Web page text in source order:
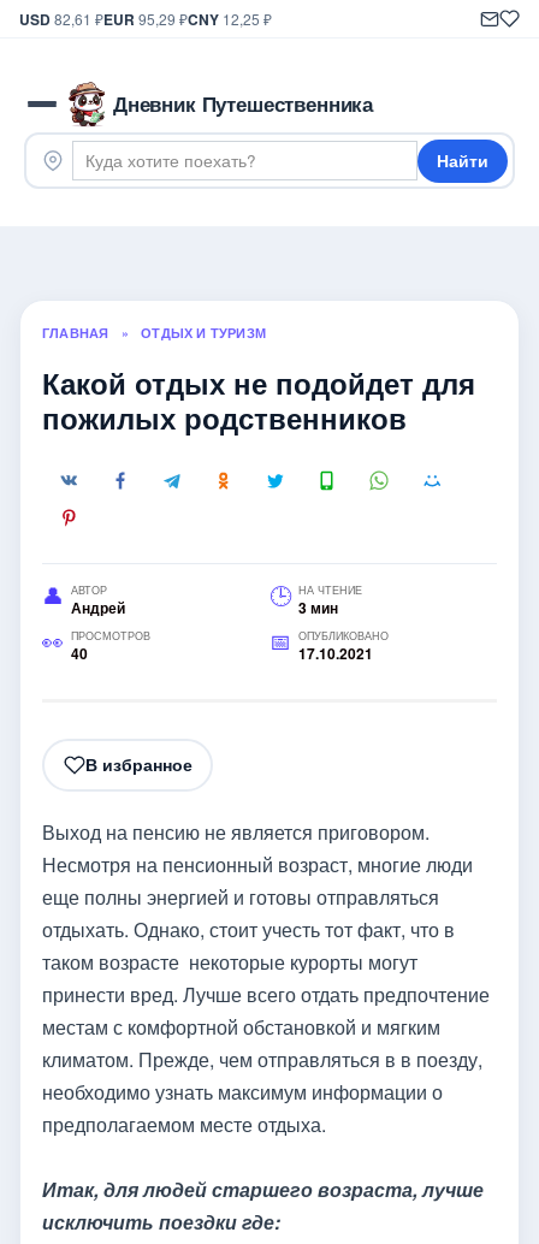
USD82,61 ₽EUR 95,29 ₽CNY 12,25 ₽
Дневник Путешественника
Найти
ГЛАВНАЯ » ОТДЫХ И ТУРИЗМ
Какой отдых не подойдет для
пожилых родственников
АВТОР
Андрей
НА ЧТЕНИЕ
3 мин
ПРОСМОТРОВ
40
ОПУБЛИКОВАНО
17.10.2021
В избранное
Выход на пенсию не является приговором.
Несмотря на пенсионный возраст, многие люди
еще полны энергией и готовы отправляться
отдыхать. Однако, стоит учесть тот факт, что в
таком возрасте некоторые курорты могут
принести вред. Лучше всего отдать предпочтение
местам с комфортной обстановкой и мягким
климатом. Прежде, чем отправляться в в поезду,
необходимо узнать максимум информации о
предполагаемом месте отдыха.
Итак, для людей старшего возраста, лучше
исключить поездки где: